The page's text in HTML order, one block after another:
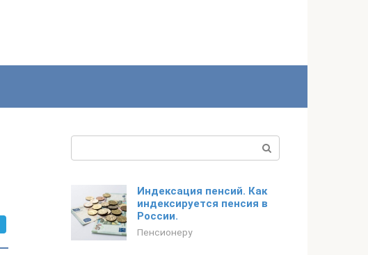
Индексация пенсий. Как
индексируется пенсия в
России.
Пенсионеру